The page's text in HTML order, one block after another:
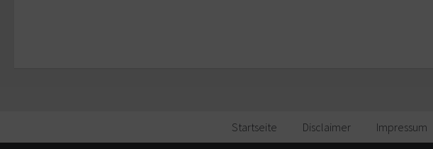
Startseite Disclaimer Impressum